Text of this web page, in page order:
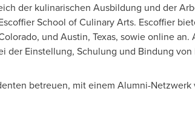
der kulinarischen Ausbildung und der
School of Culinary Arts. Escoffier
und Austin, Texas, sowie online an.
Einstellung, Schulung und Bindung
betreuen, mit einem Alumni-